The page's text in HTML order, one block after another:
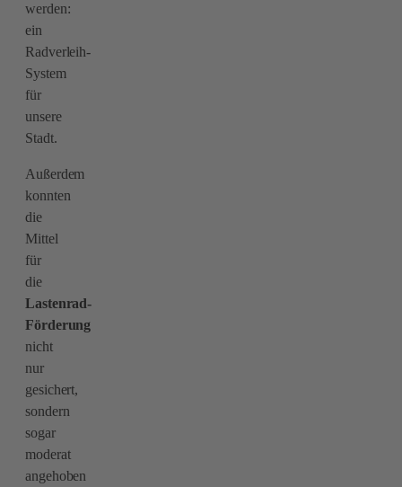
werden:
ein
Radverleih-
System
für
unsere
Stadt.
Außerdem
konnten
die
Mittel
für
die
Lastenrad-
Förderung
nicht
nur
gesichert,
sondern
sogar
moderat
angehoben